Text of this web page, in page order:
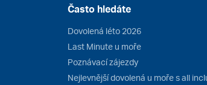
Často hledáte
Dovolená léto 2026
Last Minute u moře
Poznávací zájezdy
Nejlevnější dovolená u moře s all